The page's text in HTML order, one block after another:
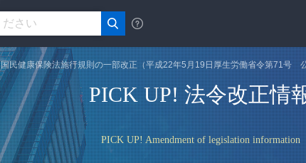
PICK UP! 法令改正情
PICK UP! Amendment of legislation information
国民健康保険法施行規則の一部改正（平成22年5月19日厚生労働省令第71号